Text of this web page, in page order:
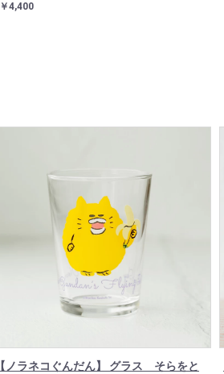
￥4,400
【ノラネコぐんだん】 グラス そらをと